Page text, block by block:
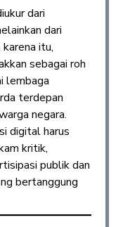
dari
dari
itu,
sebagai roh
lembaga
terdepan
negara.
digital harus
kritik,
publik dan
bertanggung